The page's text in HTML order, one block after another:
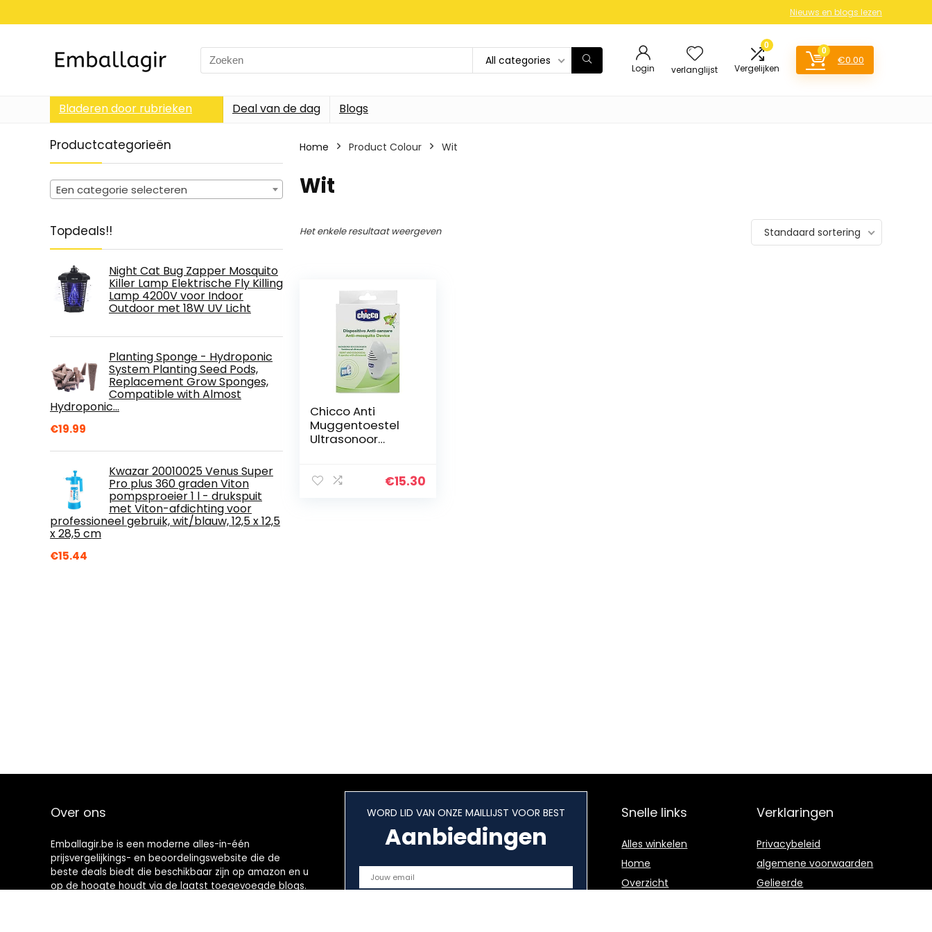
Nieuws en blogs lezen
Search
for:
All categories
Login verlanglijst
0
Vergelijken
0
€0.00
Bladeren door rubrieken Deal van de dag Blogs
Productcategorieën
Een categorie selecteren
Topdeals!!
Night Cat Bug Zapper Mosquito
Killer Lamp Elektrische Fly Killing
Lamp 4200V voor Indoor
Outdoor met 18W UV Licht
Planting Sponge - Hydroponic
System Planting Seed Pods,
Replacement Grow Sponges,
Compatible with Almost
Hydroponic…
€19.99
Kwazar 20010025 Venus Super
Pro plus 360 graden Viton
pompsproeier 1 l - drukspuit
met Viton-afdichting voor
professioneel gebruik, wit/blauw, 12,5 x 12,5
x 28,5 cm
€15.44
Home Product Colour ‎Wit
‎Wit
Het enkele resultaat weergeven Standaard sortering
Chicco Anti
Muggentoestel
Ultrasonoor
€15.30
Over ons
Emballagir.be is een moderne alles-in-één
prijsvergelijkings- en beoordelingswebsite die de
beste deals biedt die beschikbaar zijn op amazon en u
op de hoogte houdt via de laatst toegevoegde blogs.
WORD LID VAN ONZE MAILLIJST VOOR BEST
Aanbiedingen
Snelle links
Alles winkelen
Home
Overzicht
Verklaringen
Privacybeleid
algemene voorwaarden
Gelieerde